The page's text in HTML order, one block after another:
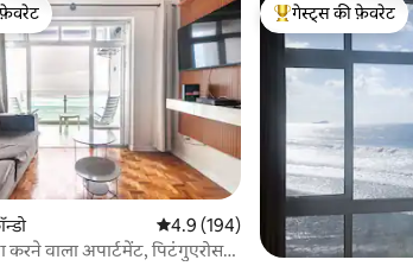
फ़ेवरेट
औसत रेटिंग 5 में से 4.9, 194 समीक्षाएँ
4.9 (194)
करने वाला अपार्टमेंट, पिटंगुएरोस
गेस्ट्स का टॉप फ़ेवरेट
गेस्ट्स की फ़ेवरेट